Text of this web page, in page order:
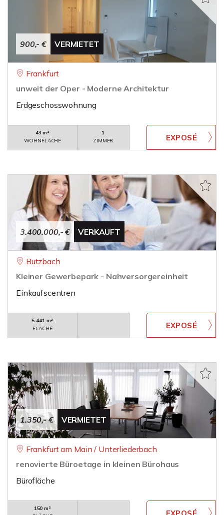
900,- € VERMIETET
Frankfurt
unweit der Oper - Moderne Architektur
Erdgeschosswohnung
43 m²
WOHNFLÄCHE
1
ZIMMER
3.400.000,- € VERKAUFT
Butzbach
Kleiner Gewerbepark - Nahversorgereinheit
Einkaufscentren
5.441 m²
FLÄCHE
1.350,- € VERMIETET
Frankfurt am Main / Unterliederbach
renovierte Büroetage in kleinen Bürohaus
Bürofläche
150 m²